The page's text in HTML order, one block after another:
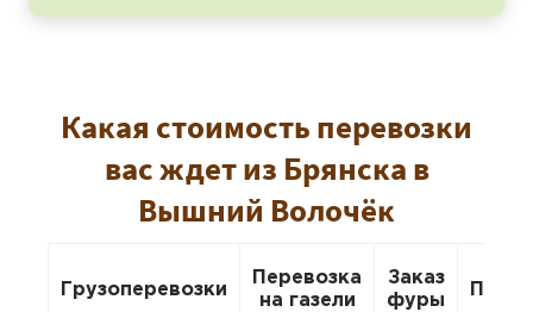
Какая стоимость перевозки
вас ждет из Брянска в
Вышний Волочёк
Грузоперевозки
Перевозка
на газели
Заказ
фуры